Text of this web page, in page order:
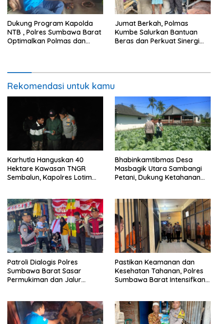
Dukung Program Kapolda
NTB , Polres Sumbawa Barat
Optimalkan Polmas dan
Jumat Berkah, Polmas
Kumbe Salurkan Bantuan
Beras dan Perkuat Sinergi
Rekomendasi untuk kamu
Karhutla Hanguskan 40
Hektare Kawasan TNGR
Sembalun, Kapolres Lotim
Bhabinkamtibmas Desa
Masbagik Utara Sambangi
Petani, Dukung Ketahanan
Patroli Dialogis Polres
Sumbawa Barat Sasar
Permukiman dan Jalur
Pastikan Keamanan dan
Kesehatan Tahanan, Polres
Sumbawa Barat Intensifkan